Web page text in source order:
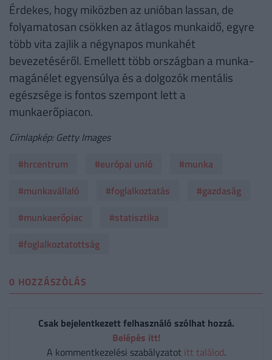
Érdekes, hogy miközben az unióban lassan, de
folyamatosan csökken az átlagos munkaidő, egyre
több vita zajlik a négynapos munkahét
bevezetéséről. Emellett több országban a munka-
magánélet egyensúlya és a dolgozók mentális
egészsége is fontos szempont lett a
munkaerőpiacon.
Címlapkép: Getty Images
#hrcentrum
#európai unió
#munka
#munkavállaló
#foglalkoztatás
#gazdaság
#munkaerőpiac
#statisztika
#foglalkoztatottság
0 HOZZÁSZÓLÁS
Csak bejelentkezett felhasználó szólhat hozzá.
Belépés itt!
A kommentkezelési szabályzatot itt találod.